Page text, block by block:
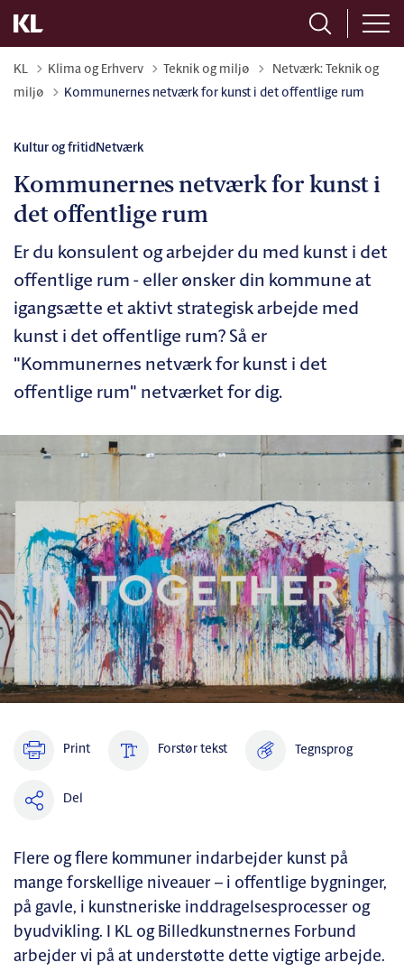
KL Klima og Erhverv Teknik og miljø Tilbage til
Netværk: Teknik og
miljø
Kommunernes netværk for kunst i det offentlige rum
Kultur og fritidNetværk
Kommunernes netværk for kunst i
det offentlige rum
Er du konsulent og arbejder du med kunst i det
offentlige rum - eller ønsker din kommune at
igangsætte et aktivt strategisk arbejde med
kunst i det offentlige rum? Så er
"Kommunernes netværk for kunst i det
offentlige rum" netværket for dig.
Print Forstør tekst Tegnsprog
Del
Flere og flere kommuner indarbejder kunst på
mange forskellige niveauer – i offentlige bygninger,
på gavle, i kunstneriske inddragelsesprocesser og
byudvikling. I KL og Billedkunstnernes Forbund
arbejder vi på at understøtte dette vigtige arbejde.